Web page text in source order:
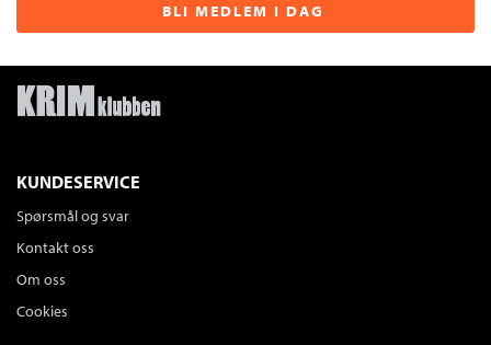
BLI MEDLEM I DAG
KUNDESERVICE
Spørsmål og svar
Kontakt oss
Om oss
Cookies